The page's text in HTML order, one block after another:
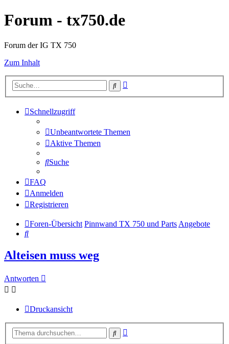
Forum - tx750.de
Forum der IG TX 750
Zum Inhalt
Suche
Schnellzugriff
Unbeantwortete Themen
Aktive Themen
Suche
FAQ
Anmelden
Registrieren
Foren-Übersicht Pinnwand TX 750 und PartsAngebote
Suche
Alteisen muss weg
Antworten
Druckansicht
Suche